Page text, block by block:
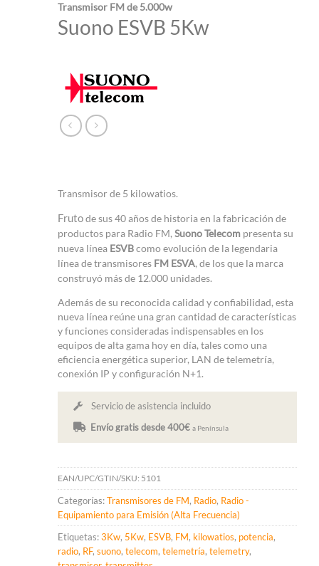
Transmisor FM de 5.000w
Suono ESVB 5Kw
Transmisor de 5 kilowatios.
Frutode sus 40años de historia en la fabricación de
productos para Radio FM,Suono Telecom presenta su
nueva línea ESVBcomo evolución de la legendaria
línea de transmisores FM ESVA, de los que la marca
construyó más de 12.000 unidades.
Además de su reconocida calidad y confiabilidad, esta
nueva línea reúne una gran cantidad de características
y funciones consideradas indispensablesen los
equipos de alta gama hoy en día, tales como una
eficiencia energética superior, LAN de telemetría,
conexión IP y configuración N+1.
Servicio de asistencia incluido
Envío gratis desde 400€a Península
EAN/UPC/GTIN/SKU: 5101
Categorías:Transmisores de FM, Radio, Radio -
Equipamiento para Emisión (Alta Frecuencia)
Etiquetas:3Kw, 5Kw, ESVB, FM, kilowatios, potencia,
radio, RF,suono,telecom,telemetría,telemetry,